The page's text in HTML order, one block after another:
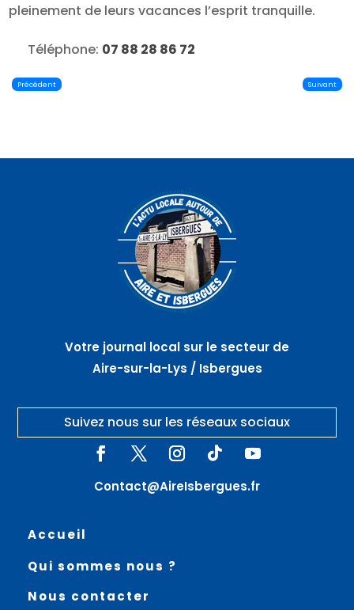
pleinement de leurs vacances l’esprit tranquille.
Téléphone: 07 88 28 86 72
Précédent Suivant
Votre journal local sur le secteur de
Aire-sur-la-Lys / Isbergues
Suivez nous sur les réseaux sociaux
Contact@AireIsbergues.fr
Accueil
Qui sommes nous ?
Nous contacter